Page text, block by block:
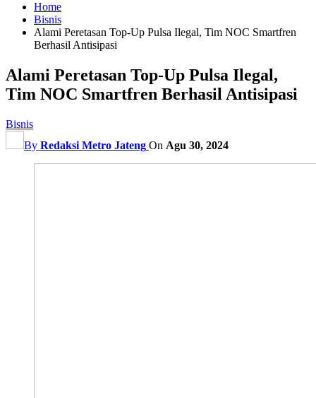
Home
Bisnis
Alami Peretasan Top-Up Pulsa Ilegal, Tim NOC Smartfren
Berhasil Antisipasi
Alami Peretasan Top-Up Pulsa Ilegal,
Tim NOC Smartfren Berhasil Antisipasi
Bisnis
By Redaksi Metro Jateng On Agu 30, 2024